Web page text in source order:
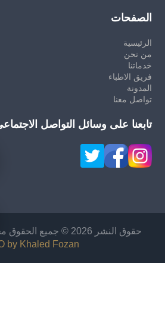
الصفحات
الرئيسية
من نحن
خدماتنا
فريق الاطباء
المدونة
تواصل معنا
تابعنا على وسائل التواصل
حقوق النشر 2026 © جميع الحقوق محفوظة
by Khaled Fozan